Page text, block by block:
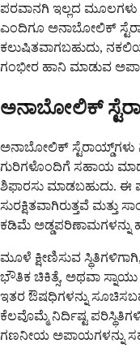
ಪರವಾನಗಿ ಇಲ್ಲದ
ಎಂದಿಗೂ ಅನಾಬೋಲಿಕ್
ಕಲುಷಿತವಾಗಬಹುದು,
ಗಂಭೀರ ಹಾನಿ ಮಾಡುವ
ಅನಾಬೋಲಿಕ್
ಅನಾಬೋಲಿಕ್ ಸ್ಟೆರಾಯ್ಡ್‌ಗಳು
ಗುರಿಗಳೊಂದಿಗೆ ಸಹಾಯ
ಶಿಫಾರಸು ಮಾಡಬಹುದು. ಈ
ಸುರಕ್ಷಿತವಾಗಿರುತ್ತವೆ
ಕಡಿಮೆ ಅಡ್ಡಪರಿಣಾಮಗಳನ್ನು
ಮೂಳೆ ಕ್ಷೀಣಿಸುವ
ಭೌತಿಕ ಚಿಕಿತ್ಸೆ, ಅಥವಾ
ಇತರ ಔಷಧಿಗಳನ್ನು
ಕೆಲವೊಮ್ಮೆ ನಿರ್ದಿಷ್ಟ
ಗಣನೀಯ ಅಪಾಯಗಳನ್ನು